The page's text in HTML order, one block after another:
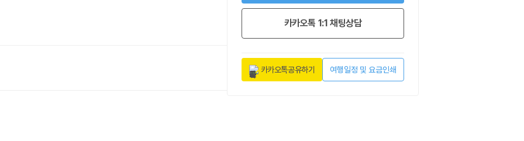
카카오톡 1:1 채팅상담
카카오톡공유하기 여행일정 및 요금인쇄